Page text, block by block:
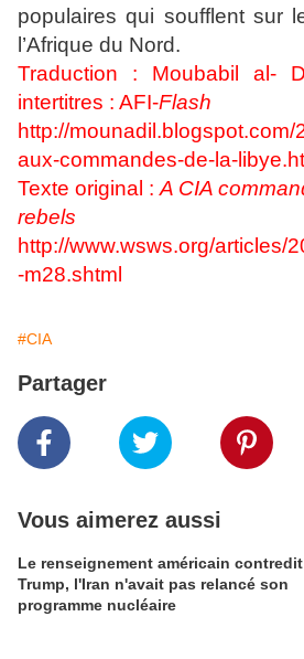
populaires qui soufflent sur
l’Afrique du Nord.
Traduction : Moubabil al-
intertitres : AFI-Flash
http://mounadil.blogspot.com/
aux-commandes-de-la-
Texte original : A CIA
rebels
http://www.wsws.org/articles/
-m28.shtml
#CIA
Partager
Vous aimerez aussi
Le renseignement américain contredit
Trump, l'Iran n'avait pas relancé son
programme nucléaire